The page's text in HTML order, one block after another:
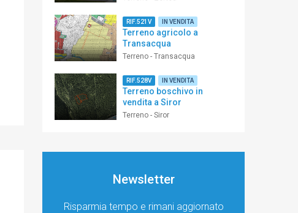
RIF.521V IN VENDITA
Terreno agricolo a
Transacqua
Terreno - Transacqua
RIF.528V IN VENDITA
Terreno boschivo in
vendita a Siror
Terreno - Siror
Newsletter
Risparmia tempo e rimani aggiornato